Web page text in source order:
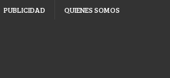
PUBLICIDAD QUIENES SOMOS